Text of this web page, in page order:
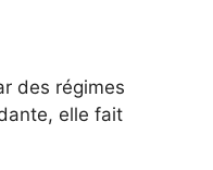
des régimes
elle fait